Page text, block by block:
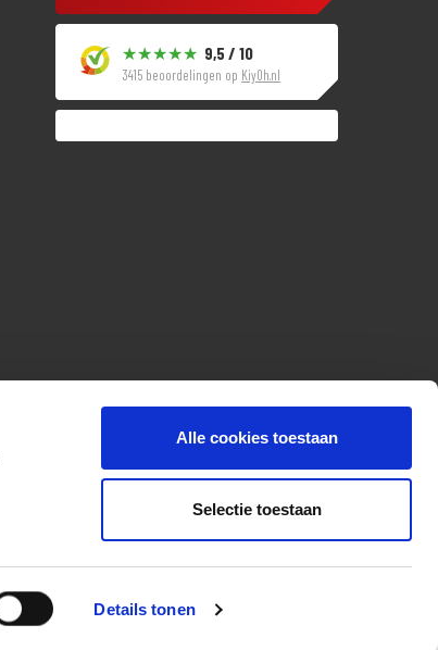
Details tonen
Alle cookies toestaan
Selectie toestaan
9,5 / 10
3415 beoordelingen op KiyOh.nl
More for your ride